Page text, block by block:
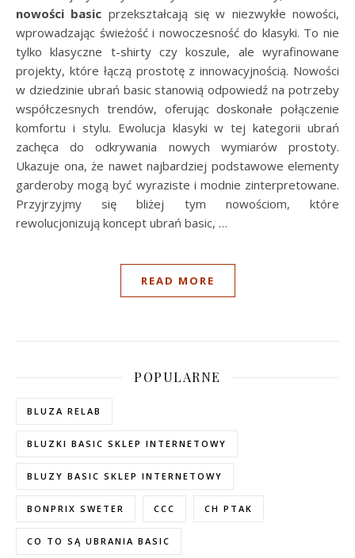
nowości basic przekształcają się w niezwykłe nowości,
wprowadzając świeżość i nowoczesność do klasyki. To nie
tylko klasyczne t-shirty czy koszule, ale wyrafinowane
projekty, które łączą prostotę z innowacyjnością. Nowości
w dziedzinie ubrań basic stanowią odpowiedź na potrzeby
współczesnych trendów, oferując doskonałe połączenie
komfortu i stylu. Ewolucja klasyki w tej kategorii ubrań
zachęca do odkrywania nowych wymiarów prostoty.
Ukazuje ona, że nawet najbardziej podstawowe elementy
garderoby mogą być wyraziste i modnie zinterpretowane.
Przyjrzyjmy się bliżej tym nowościom, które
rewolucjonizują koncept ubrań basic, …
READ MORE
POPULARNE
BLUZA RELAB
BLUZKI BASIC SKLEP INTERNETOWY
BLUZY BASIC SKLEP INTERNETOWY
BONPRIX SWETER CCC CH PTAK
CO TO SĄ UBRANIA BASIC